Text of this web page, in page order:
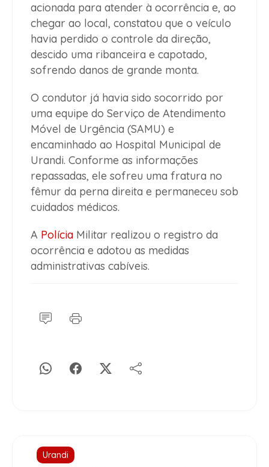
acionada para atender à ocorrência e, ao
chegar ao local, constatou que o veículo
havia perdido o controle da direção,
descido uma ribanceira e capotado,
sofrendo danos de grande monta.
O condutor já havia sido socorrido por
uma equipe do Serviço de Atendimento
Móvel de Urgência (SAMU) e
encaminhado ao Hospital Municipal de
Urandi. Conforme as informações
repassadas, ele sofreu uma fratura no
fêmur da perna direita e permaneceu sob
cuidados médicos.
A Polícia Militar realizou o registro da
ocorrência e adotou as medidas
administrativas cabíveis.
Urandi